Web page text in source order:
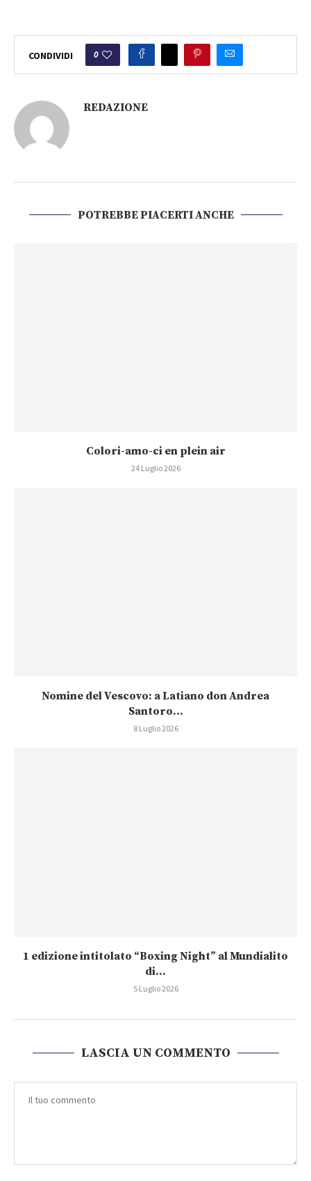
CONDIVIDI 0
REDAZIONE
POTREBBE PIACERTI ANCHE
Colori-amo-ci en plein air
24 Luglio 2026
Nomine del Vescovo: a Latiano don Andrea
Santoro...
8 Luglio 2026
1 edizione intitolato “Boxing Night” al Mundialito
di...
5 Luglio 2026
LASCIA UN COMMENTO